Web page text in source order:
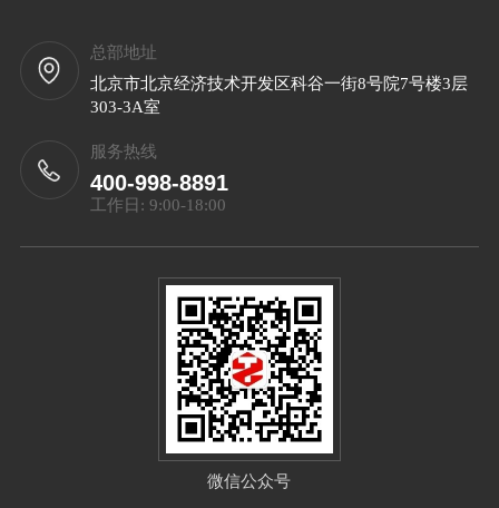
总部地址
北京市北京经济技术开发区科谷一街8号院7号楼3层
303-3A室
服务热线
400-998-8891
工作日: 9:00-18:00
微信公众号